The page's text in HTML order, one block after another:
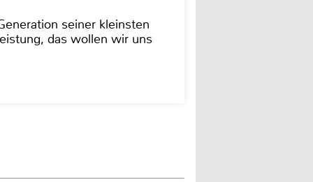
seiner kleinsten
das wollen wir uns